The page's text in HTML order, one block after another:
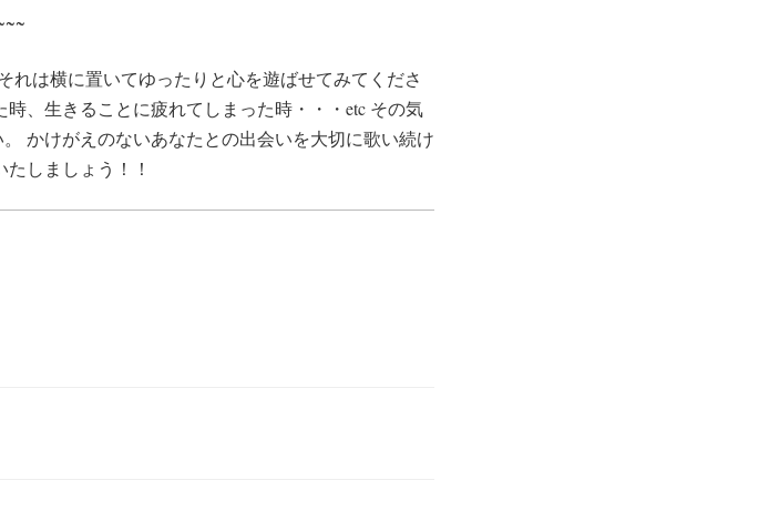
れは横に置いてゆったりと心を遊ばせてみてくださ
、生きることに疲れてしまった時・・・etc その気
かけがえのないあなたとの出会いを大切に歌い続け
しましょう！！